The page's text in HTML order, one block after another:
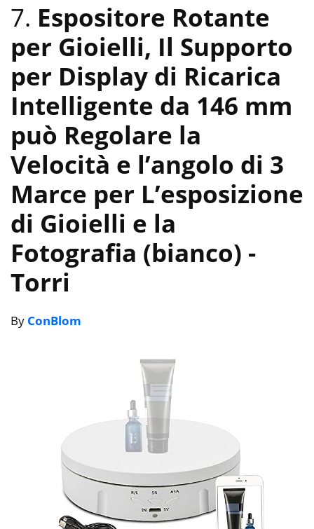
7. Espositore Rotante
per Gioielli, Il Supporto
per Display di Ricarica
Intelligente da 146 mm
può Regolare la
Velocità e l’angolo di 3
Marce per L’esposizione
di Gioielli e la
Fotografia (bianco) -
Torri
By ConBlom